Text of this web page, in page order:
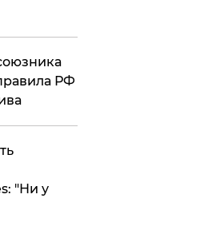
РФ
"Ни у